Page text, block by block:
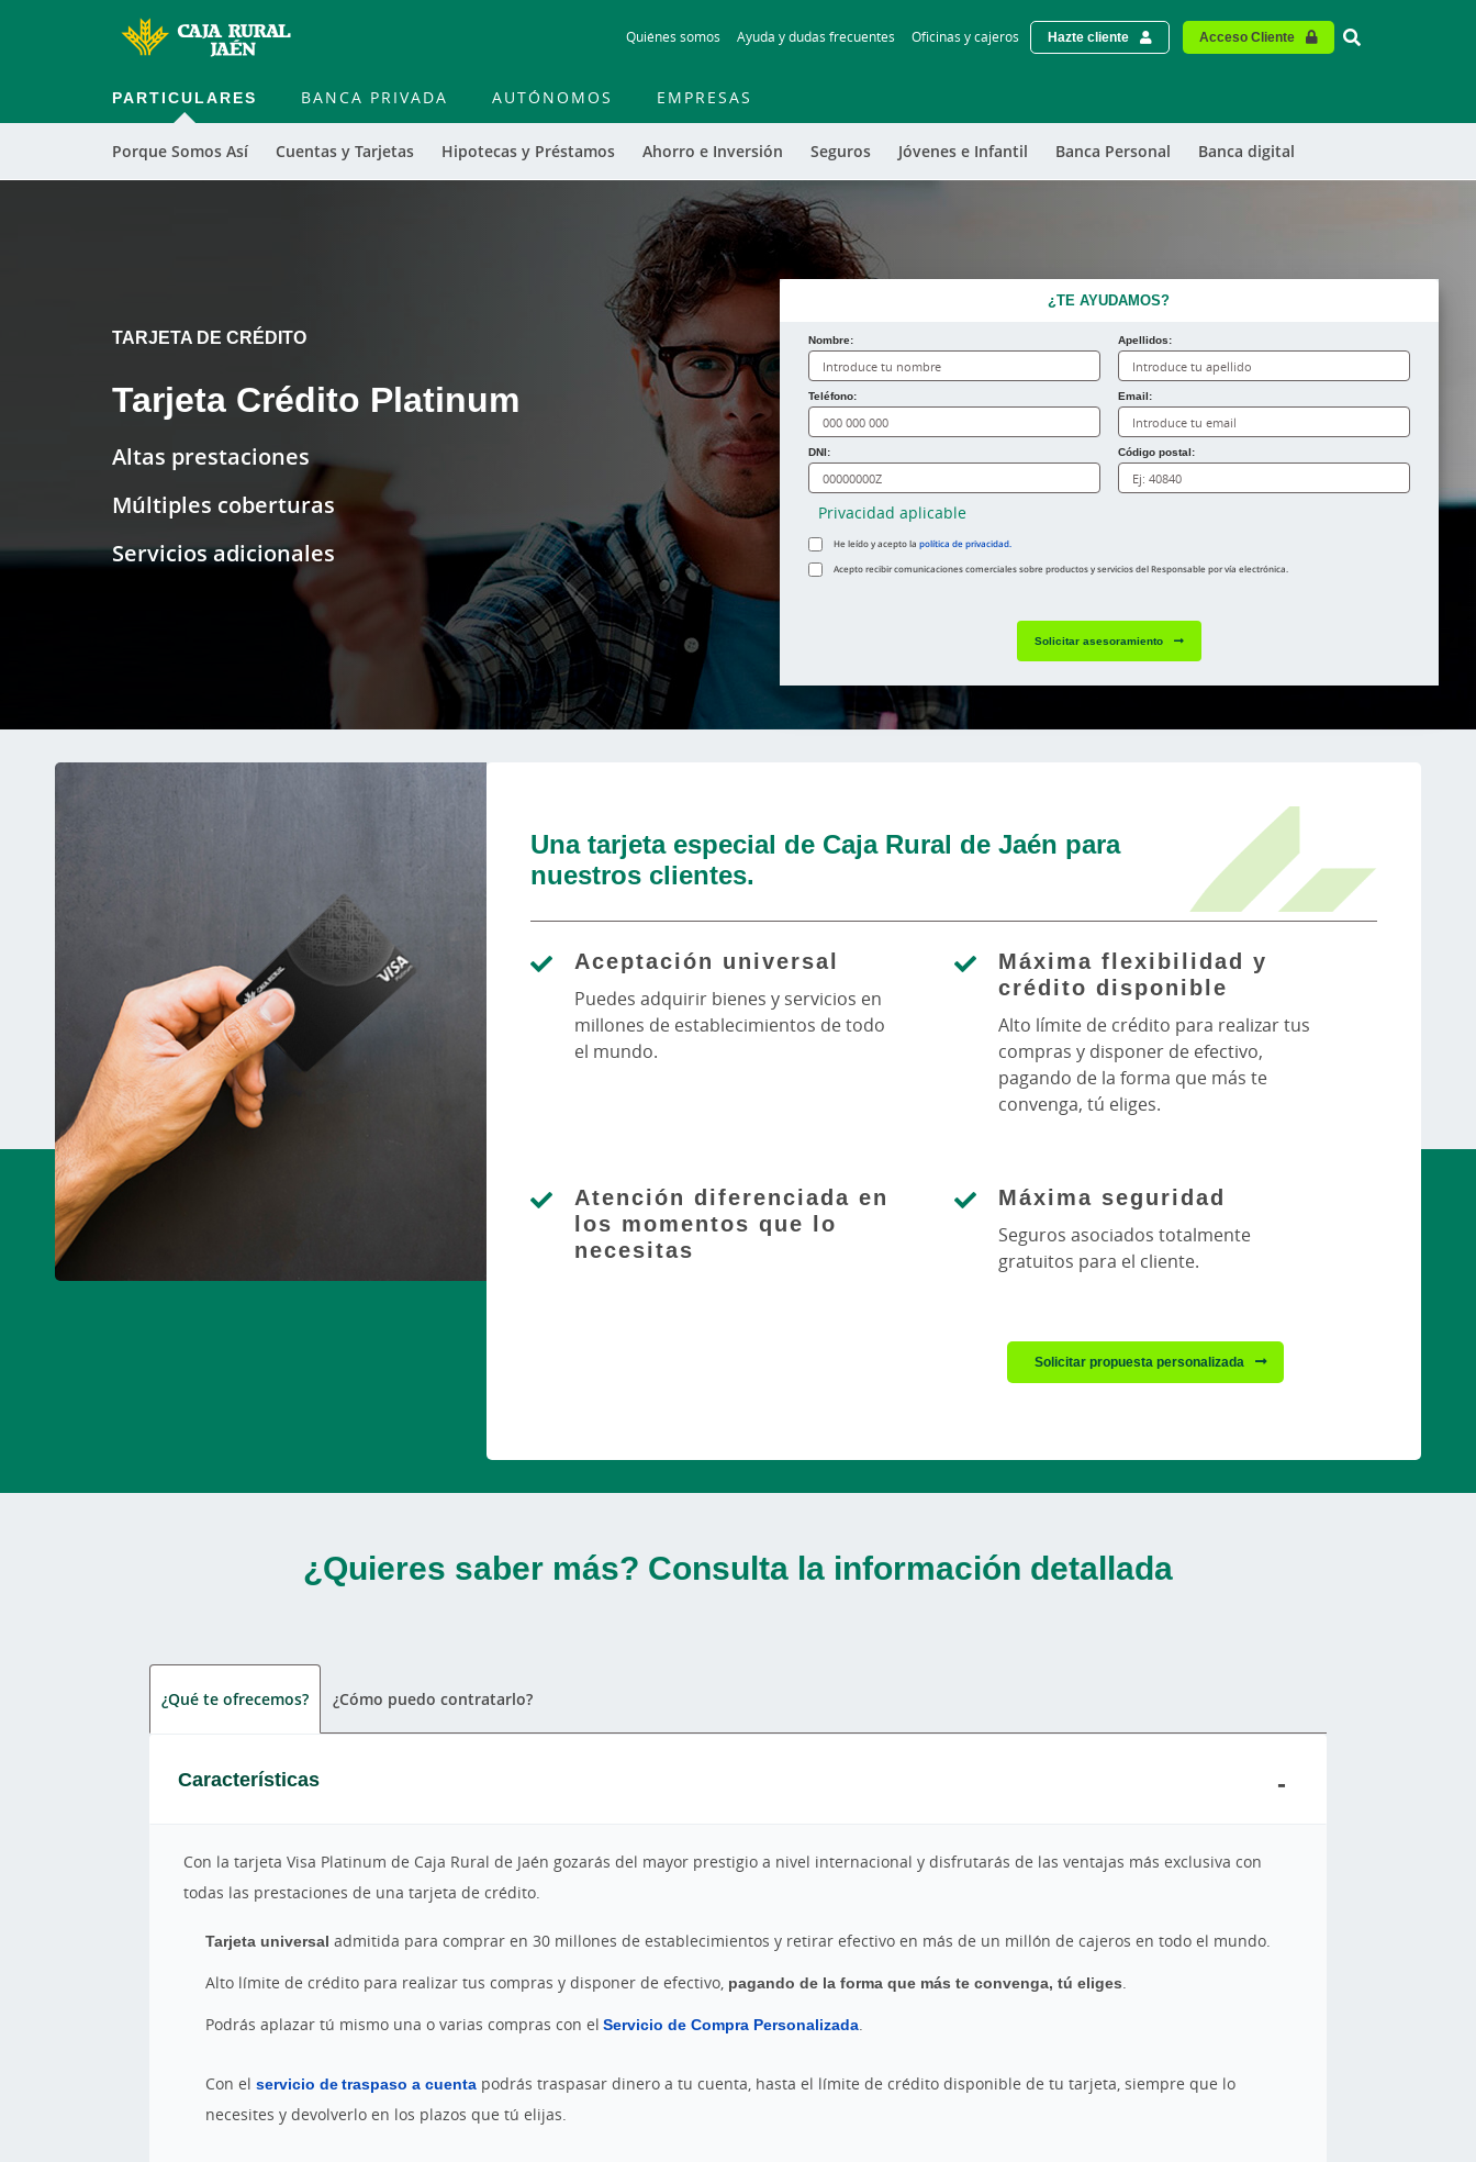
to
contentt
Quiénes somos Ayuda y dudas frecuentes Oficinas y cajeros Hazte cliente Acceso Cliente Vinculo -
PARTICULARES
Porque Somos Así Cuentas y Tarjetas Hipotecas y Préstamos Ahorro e Inversión Seguros Jóvenes e Infantil Banca Personal Banca digital
BANCA PRIVADA AUTÓNOMOS EMPRESAS
TARJETA DE CRÉDITO
Tarjeta Crédito Platinum
Altas prestaciones
Múltiples coberturas
Servicios adicionales
¿TE AYUDAMOS?
Nombre:
¿Cómo te llamas?
Apellidos:
Teléfono: Email:
DNI: Código postal:
Privacidad aplicable
He leído y acepto la política de privacidad.
Acepto recibir comunicaciones comerciales sobre productos y servicios del Responsable por vía electrónica.
Solicitar asesoramiento
Una tarjeta especial de Caja Rural de Jaén para
nuestros clientes.
Aceptación universal
Puedes adquirir bienes y servicios en
millones de establecimientos de todo
el mundo.
Máxima flexibilidad y
crédito disponible
Alto límite de crédito para realizar tus
compras y disponer de efectivo,
pagando de la forma que más te
convenga, tú eliges.
Atención diferenciada en
los momentos que lo
necesitas
Máxima seguridad
Seguros asociados totalmente
gratuitos para el cliente.
Solicitar propuesta personalizada
¿Quieres saber más? Consulta la información detallada
¿Qué te ofrecemos? ¿Cómo puedo contratarlo?
Características
Con la tarjeta Visa Platinum de Caja Rural de Jaén gozarás del mayor prestigio a nivel internacional y disfrutarás de las ventajas más exclusiva con
todas las prestaciones de una tarjeta de crédito.
Tarjeta universal admitida para comprar en 30 millones de establecimientos y retirar efectivo en más de un millón de cajeros en todo el mundo.
Alto límite de crédito para realizar tus compras y disponer de efectivo, pagando de la forma que más te convenga, tú eliges.
Podrás aplazar tú mismo una o varias compras con elServicio de Compra Personalizada.
Con elservicio de traspaso a cuenta podrás traspasar dinero a tu cuenta, hasta el límite de crédito disponible de tu tarjeta, siempre que lo
necesites y devolverlo en los plazos que tú elijas.